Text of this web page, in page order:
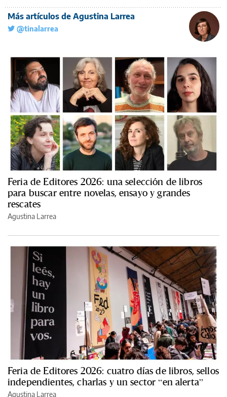
Más artículos de Agustina Larrea
@tinalarrea
Feria de Editores 2026: una selección de libros
para buscar entre novelas, ensayo y grandes
rescates
Agustina Larrea
Feria de Editores 2026: cuatro días de libros, sellos
independientes, charlas y un sector “en alerta”
Agustina Larrea